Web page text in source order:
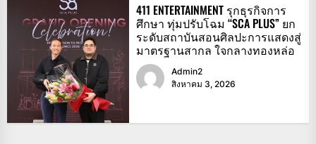
411 ENTERTAINMENT รุกธุรกิจการ
ศึกษา ทุ่มปรับโฉม “SCA PLUS” ยก
ระดับสถาบันสอนศิลปะการแสดงสู่
มาตรฐานสากล ใจกลางทองหล่อ
Admin2
สิงหาคม 3, 2026